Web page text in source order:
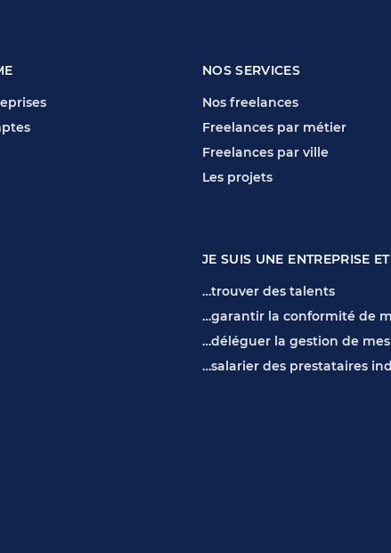
NOS SERVICES
Nos freelances
Freelances par métier
Freelances par ville
Les projets
JE SUIS UNE ENTREPRISE
…trouver des talents
…garantir la conformité de
…déléguer la gestion de
…salarier des prestataires